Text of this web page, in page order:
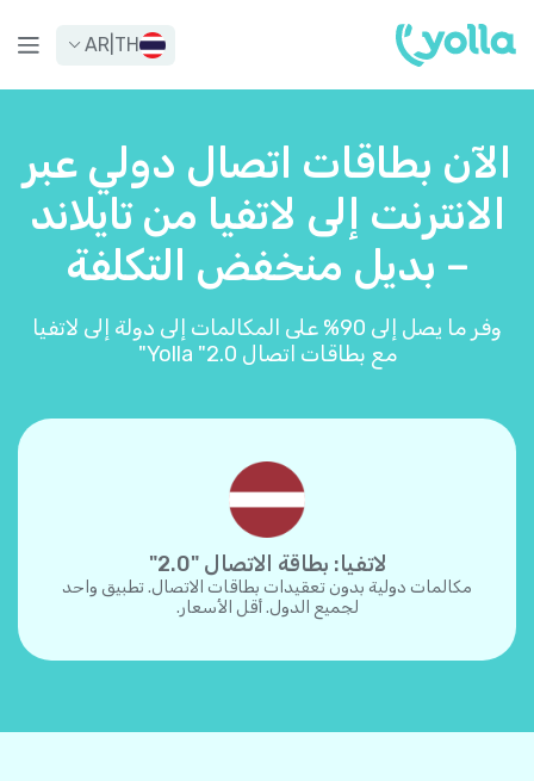
TH
AR
الآن بطاقات اتصال دولي عبر
الانترنت إلى لاتفيا من تايلاند
– بديل منخفض التكلفة
وفر ما يصل إلى 90% على المكالمات إلى دولة إلى لاتفيا
مع بطاقات اتصال Yolla "2.0"
لاتفيا: بطاقة الاتصال "2.0"
مكالمات دولية بدون تعقيدات بطاقات الاتصال. تطبيق واحد
لجميع الدول. أقل الأسعار.